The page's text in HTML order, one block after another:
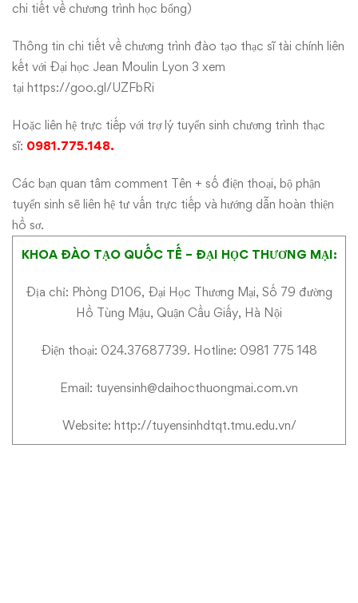
chi tiết về chương trình học bổng)
Thông tin chi tiết về chương trình đào tạo thạc sĩ tài chính liên
kết với Đại học Jean Moulin Lyon 3 xem
tại https://goo.gl/UZFbRi
Hoặc liên hệ trực tiếp với trợ lý tuyển sinh chương trình thạc
sĩ: 0981.775.148.
Các bạn quan tâm comment Tên + số điện thoại, bộ phận
tuyển sinh sẽ liên hệ tư vấn trực tiếp và hướng dẫn hoàn thiện
hồ sơ.
KHOA ĐÀO TẠO QUỐC TẾ – ĐẠI HỌC THƯƠNG MẠI:
Địa chỉ: Phòng D106, Đại Học Thương Mại, Số 79 đường
Hồ Tùng Mậu, Quận Cầu Giấy, Hà Nội
Điện thoại: 024.37687739. Hotline: 0981 775 148
Email: tuyensinh@daihocthuongmai.com.vn
Website: http://tuyensinhdtqt.tmu.edu.vn/